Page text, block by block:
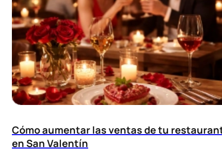
Cómo aumentar las ventas de tu
en San Valentín